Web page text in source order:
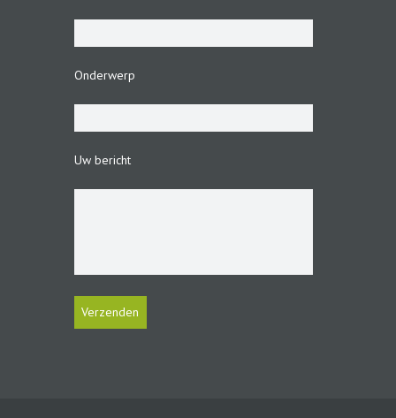
Onderwerp
Uw bericht